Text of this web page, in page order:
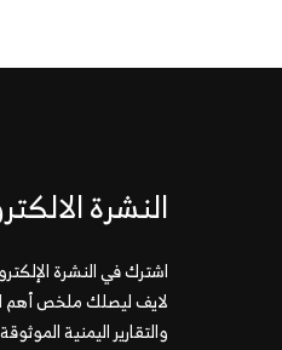
النشرة
اشترك في النشرة
لايف ليصلك ملخص أهم
والتقارير اليمنية